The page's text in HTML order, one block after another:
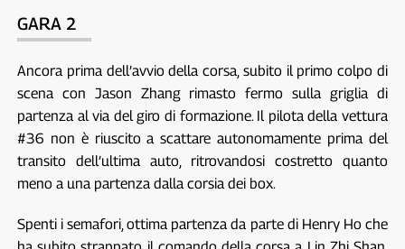
GARA 2
Ancora prima dell’avvio della corsa, subito il primo colpo di
scena con Jason Zhang rimasto fermo sulla griglia di
partenza al via del giro di formazione. Il pilota della vettura
#36 non è riuscito a scattare autonomamente prima del
transito dell’ultima auto, ritrovandosi costretto quanto
meno a una partenza dalla corsia dei box.
Spenti i semafori, ottima partenza da parte di Henry Ho che